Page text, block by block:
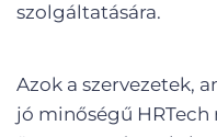
szolgáltatására.
Azok a szervezetek,
jó minőségű HRTech